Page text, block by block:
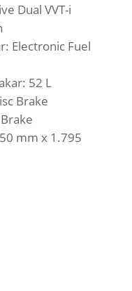
Dual VVT-i
Electronic Fuel
52 L
Brake
mm x 1.795